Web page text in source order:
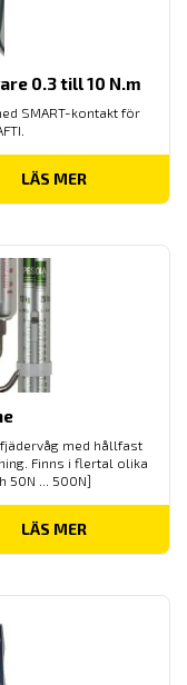
0.3 till 10 N.m
SMART-kontakt för
LÄS MER
med hållfast
Finns i flertal olika
50N ... 500N]
LÄS MER